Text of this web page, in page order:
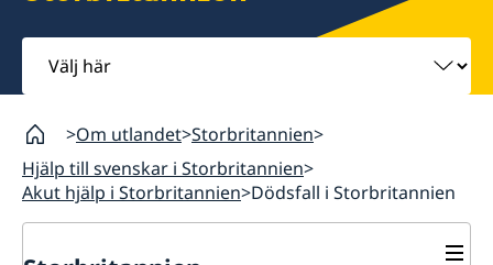
Välj
här
Om utlandet Storbritannien
Hjälp till svenskar i Storbritannien
Akut hjälp i Storbritannien Dödsfall i Storbritannien